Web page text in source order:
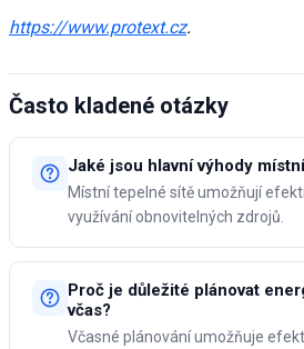
https://www.protext.cz.
Často kladené otázky
Jaké jsou hlavní výhody
Místní tepelné sítě umožňují
využívání obnovitelných zdrojů.
Proč je důležité plánovat
včas?
Včasné plánování umožňuje